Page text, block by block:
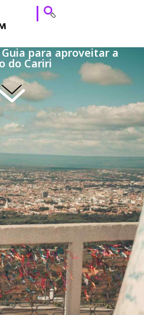
para aproveitar a
do Cariri